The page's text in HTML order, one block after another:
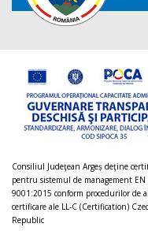
Consiliul Judeţean Argeș deţine
pentru sistemul de management EN
9001:2015 conform procedurilor de
certificare ale LL-C (Certification)
Republic